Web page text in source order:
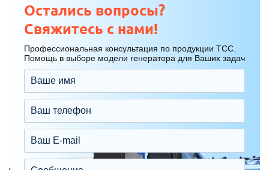
Остались вопросы?
Свяжитесь с нами!
Профессиональная консультация по продукции ТСС.
Помощь в выборе модели генератора для Ваших задач